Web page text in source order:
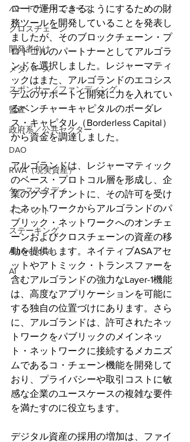
パートナー・ニュース
クロスチェーン
開発者向け
メタバース
スポンサー／ファンディング
監査
政府系／公共セクター
DAO
RWA（現実資産）
ケーススタディ
インパクト
ステーキング
AlgorandCan
AI
ローで運用できるようにするための財
務ツールを開発していることを発表し
ましたが、そのブロックチェーン・プ
ロトコルのパートナーとしてアルゴラ
ンドを選択しました。レジャーマティ
ックはまた、アルゴランドのエコシス
テムのサポートと開発に力を入れてい
るベンチャーキャピタルのボーダレ
ス・キャピタル（Borderless Capital）
から資金を調達しました。
アルゴランドは、レジャーマティック
のベース・プロトコル層を形成し、企
業のクライアントに、その許可を受け
たネットワークからアルゴランドのパ
ブリック・ネットワークへのオンチェ
ーンおよびクロスチェーンの資産の移
動を提供します。ネイティブASAアセ
ットやアトミック・トランスファーを
含むアルゴランドの強力なLayer-1機能
は、高度なアプリケーションを可能に
する独自の位置づけにあります。さら
に、アルゴランドは、許可されたネッ
トワークをパブリックのメインネッ
ト・ネットワークに接続するメカニズ
ムであるコ・チェーン機能を開発して
おり、プライバシーや取引コストに敏
感な企業のユースケースの複雑な要件
を満たすのに役立ちます。
デジタル資産の採用の増加は、ファイ